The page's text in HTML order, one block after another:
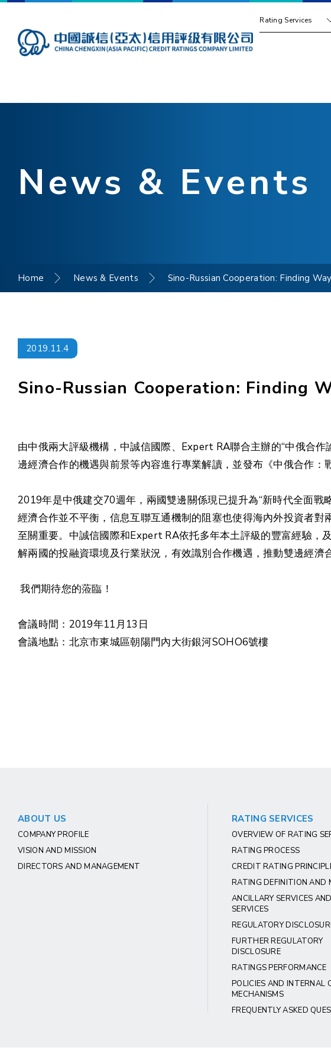
Rating Services
News & Events
Home News & Events Sino-Russian Cooperation: Finding
2019.11.4
Sino-Russian Cooperation: Finding
由中俄兩大評級機構，中誠信國際、Expert RA聯合主辦的“中俄合
邊經濟合作的機遇與前景等內容進行專業解讀，並發布《中俄合作
2019年是中俄建交70週年，兩國雙邊關係現已提升為“新時代全面戰
經濟合作並不平衡，信息互聯互通機制的阻塞也使得海內外投資者
至關重要。中誠信國際和Expert RA依托多年本土評級的豐富經驗，
解兩國的投融資環境及行業狀況，有效識別合作機遇，推動雙邊經濟
我們期待您的蒞臨！
會議時間：2019年11月13日
會議地點：北京市東城區朝陽門內大街銀河SOHO6號樓
ABOUT US
COMPANY PROFILE
VISION AND MISSION
DIRECTORS AND MANAGEMENT
RATING SERVICES
OVERVIEW OF RATING
RATING PROCESS
CREDIT RATING
RATING DEFINITION AND
ANCILLARY SERVICES
SERVICES
REGULATORY
FURTHER REGULATORY
DISCLOSURE
RATINGS PERFORMANCE
POLICIES AND INTERNAL
MECHANISMS
FREQUENTLY ASKED